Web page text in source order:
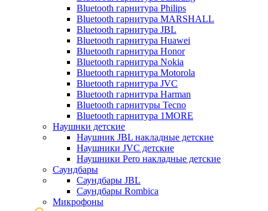
Bluetooth гарнитура Philips
Bluetooth гарнитура MARSHALL
Bluetooth гарнитура JBL
Bluetooth гарнитура Huawei
Bluetooth гарнитура Honor
Bluetooth гарнитура Nokia
Bluetooth гарнитура Motorola
Bluetooth гарнитура JVC
Bluetooth гарнитура Harman
Bluetooth гарнитуры Tecno
Bluetooth гарнитура 1MORE
Наушнки детские
Наушник JBL накладные детские
Наушники JVC детские
Наушники Pero накладные детские
Саундбары
Саундбары JBL
Саундбары Rombica
Микрофоны